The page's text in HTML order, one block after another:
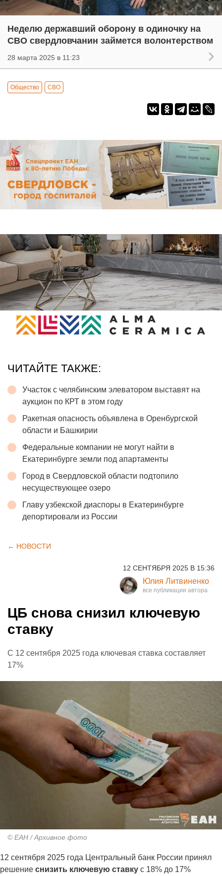
Неделю державший оборону в одиночку на
СВО свердловчанин займется волонтерством
28 марта 2025 в 11:23
Общество СВО
ЧИТАЙТЕ ТАКЖЕ:
Участок с челябинским элеватором выставят на
аукцион по КРТ в этом году
Ракетная опасность объявлена в Оренбургской
области и Башкирии
Федеральные компании не могут найти в
Екатеринбурге земли под апартаменты
Город в Свердловской области подтопило
несуществующее озеро
Главу узбекской диаспоры в Екатеринбурге
депортировали из России
← НОВОСТИ
12 СЕНТЯБРЯ 2025 В 15:36
Юлия Литвиненко
ЦБ снова снизил ключевую
ставку
С 12 сентября 2025 года ключевая ставка составляет
17%
© ЕАН / Архивное фото
12 сентября 2025 года Центральный банк России принял
решение снизить ключевую ставку с 18% до 17%